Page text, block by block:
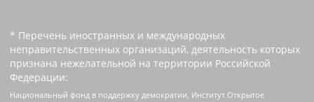
* Перечень иностранных и международных
неправительственных организаций, деятельность которых
признана нежелательной на территории Российской
Федерации:
Национальный фонд в поддержку демократии, Институт Открытое